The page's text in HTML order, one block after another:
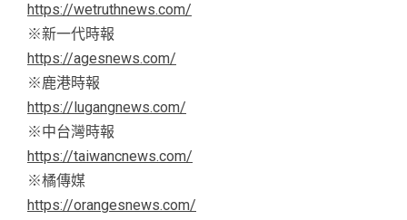
https://wetruthnews.com/
※新一代時報
https://agesnews.com/
※鹿港時報
https://lugangnews.com/
※中台灣時報
https://taiwancnews.com/
※橘傳媒
https://orangesnews.com/